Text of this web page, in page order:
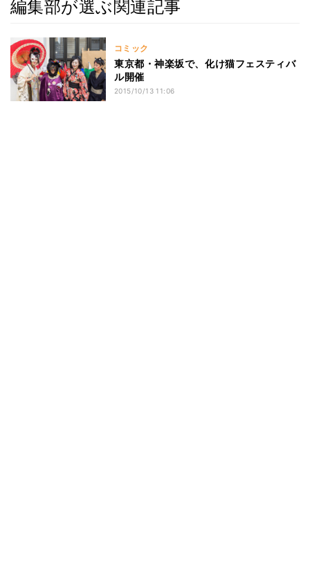
編集部が選ぶ関連記事
コミック
東京都・神楽坂で、化け猫フェスティバ
ル開催
2015/10/13 11:06